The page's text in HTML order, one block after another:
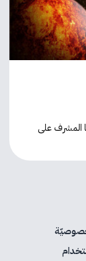
المشرف على